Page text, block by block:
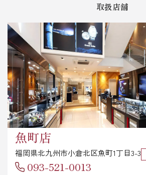
取扱店舗
魚町店
福岡県北九州市小倉北区魚町1丁目3-3
093-521-0013